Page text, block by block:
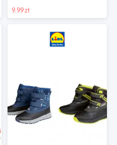
9.99 zł